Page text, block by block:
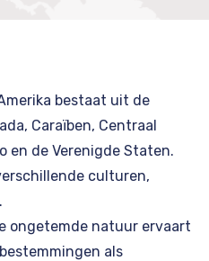
bestaat uit de
, Caraïben, Centraal
en de Verenigde Staten.
culturen,
ongetemde natuur ervaart
als